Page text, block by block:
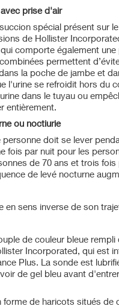
prise d'air
spécial présent sur
de Hollister
comporte également une
permettent
la poche de jambe et
l'urine se refroidit hors du
dans le tuyau ou
entièrement.
ou noctiurie
doit se lever
fois par nuit pour les
de 70 ans et trois
de levé nocturne
en sens inverse de son
de couleur bleue rempli
Incorporated, qui est
Plus. La sonde est
de gel bleu avant
forme de haricots situés de